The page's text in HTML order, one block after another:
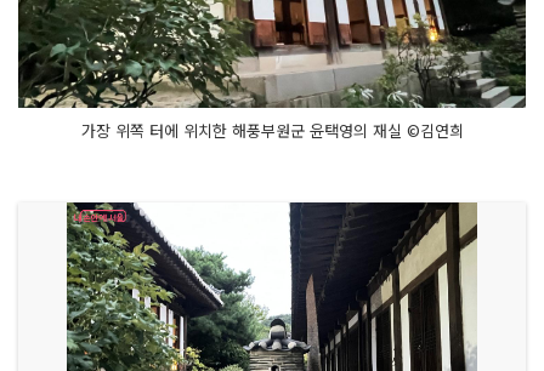
가장 위쪽 터에 위치한 해풍부원군 윤택영의 재실 ©김연희